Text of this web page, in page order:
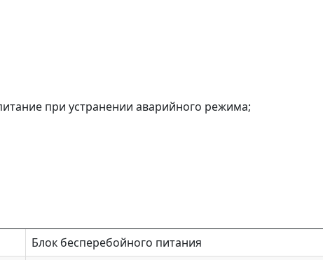
при устранении аварийного режима;
Блок бесперебойного питания